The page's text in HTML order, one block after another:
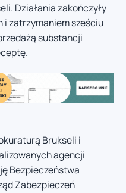
Działania zakończyły
i zatrzymaniem sześciu
substancji
Brukseli i
agencji
Bezpieczeństwa
Zabezpieczeń